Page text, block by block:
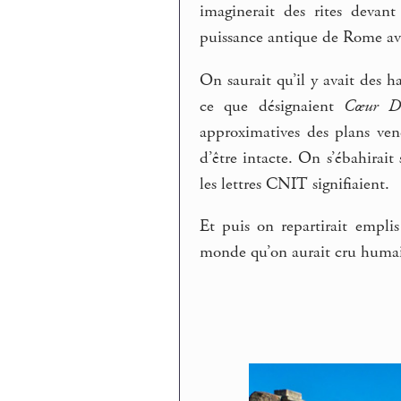
imaginerait des rites
puissance antique de Rome
On saurait qu’il y avait des
ce que désignaient Cœur
approximatives des plans
d’être intacte. On
les lettres CNIT signifiaient.
Et puis on repartirait emplis
monde qu’on aurait cru